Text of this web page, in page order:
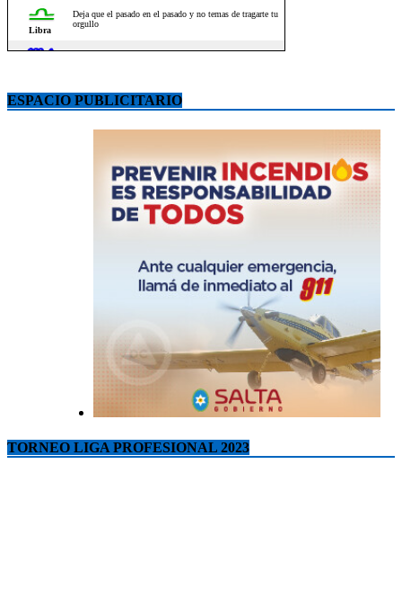
ESPACIO PUBLICITARIO
TORNEO LIGA PROFESIONAL 2023